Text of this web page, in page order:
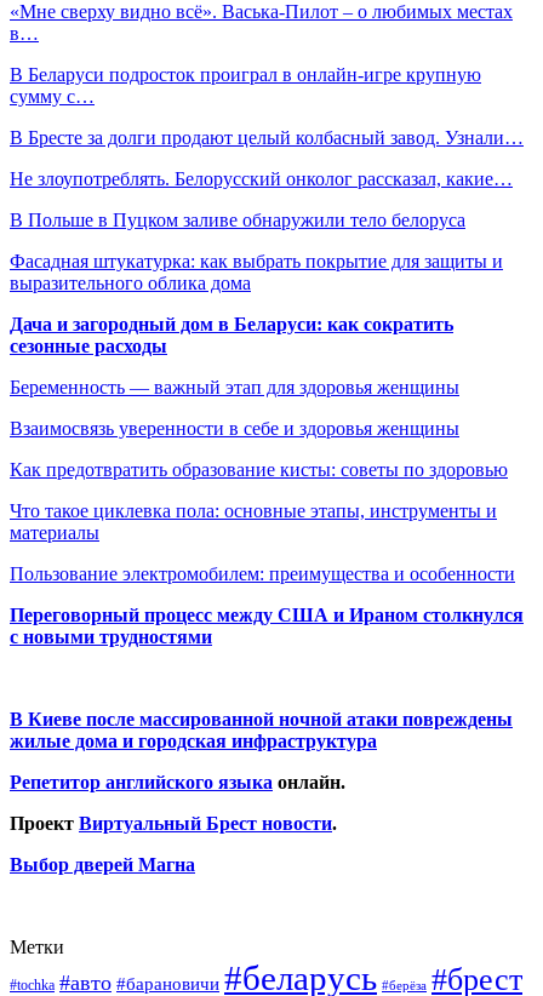
«Мне сверху видно всё». Васька-Пилот – о любимых местах
в…
В Беларуси подросток проиграл в онлайн-игре крупную
сумму с…
В Бресте за долги продают целый колбасный завод. Узнали…
Не злоупотреблять. Белорусский онколог рассказал, какие…
В Польше в Пуцком заливе обнаружили тело белоруса
Фасадная штукатурка: как выбрать покрытие для защиты и
выразительного облика дома
Дача и загородный дом в Беларуси: как сократить
сезонные расходы
Беременность — важный этап для здоровья женщины
Взаимосвязь уверенности в себе и здоровья женщины
Как предотвратить образование кисты: советы по здоровью
Что такое циклевка пола: основные этапы, инструменты и
материалы
Пользование электромобилем: преимущества и особенности
Переговорный процесс между США и Ираном столкнулся
с новыми трудностями
В Киеве после массированной ночной атаки повреждены
жилые дома и городская инфраструктура
Репетитор английского языка онлайн.
Проект Виртуальный Брест новости.
Выбор дверей Магна
Метки
#tochka #авто #барановичи #беларусь #берёза #брест